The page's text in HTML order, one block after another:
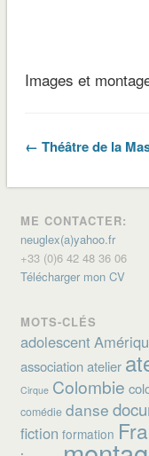
Images et
← Théâtre de la
ME CONTACTER:
neuglex(a)yahoo.fr
+33 (0)6 42 48 36 06
Télécharger mon CV
MOTS-CLÉS
adolescent
associationatelier
Cirque Colombie
comédie danse
fiction formation